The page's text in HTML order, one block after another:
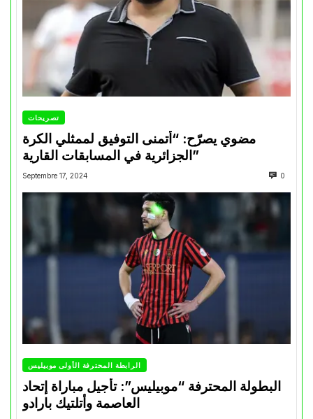
تصريحات
مضوي يصرّح: “أتمنى التوفيق لممثلي الكرة
الجزائرية في المسابقات القارية”
Septembre 17, 2024 0
الرابطة المحترفة الأولى موبيليس
البطولة المحترفة “موبيليس”: تأجيل مباراة إتحاد
العاصمة وأتلتيك بارادو